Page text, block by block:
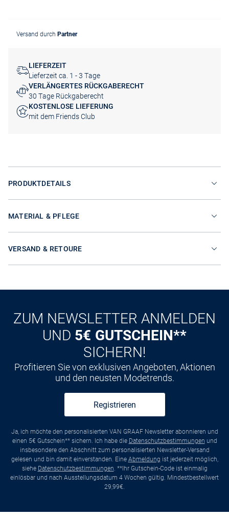
Versand durch Partner
LIEFERZEIT
Lieferzeit ca. 1 - 3 Tage
VERLÄNGERTES RÜCKGABERECHT
30 Tage Rückgaberecht
KOSTENLOSE LIEFERUNG
mit dem Friends Club
PRODUKTDETAILS
MATERIAL & PFLEGE
VERSAND & RETOURE
ZUM NEWSLETTER ANMELDEN
UND 5€ GUTSCHEIN**
SICHERN!
Profitieren Sie von exklusiven Angeboten, Aktionen
und den neusten Modetrends.
Registrieren
Ja, ich möchte den personalisierten VAN GRAAF Newsletter abonnieren und
einen 5€ Gutschein** sichern. Ich habe die Datenschutzbestimmungen und
insbesondere den Abschnitt zum personalisierten Newsletter-Versand
gelesen und bin damit einverstanden. Eine Abmeldung ist jederzeit möglich,
siehe Datenschutzbestimmungen. **Ihr Gutschein-Code ist einmalig
einlösbar und nach Ausstellungsdatum 4 Wochen gültig. Mindestbestellwert
29,99€.